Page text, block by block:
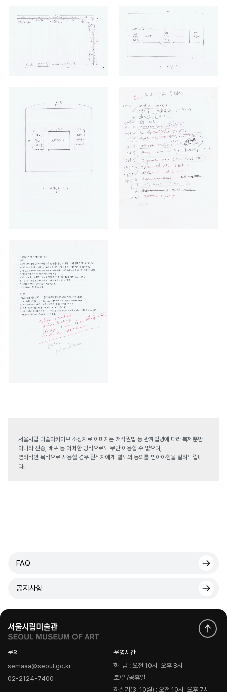
서울시립 미술아카이브 소장자료 이미지는 저작권법 등 관계법령에 따라 복제뿐만
아니라 전송, 배포 등 어떠한 방식으로도 무단 이용할 수 없으며,
영리적인 목적으로 사용할 경우 원작자에게 별도의 동의를 받아야함을 알려드립니
다.
FAQ
공지사항
문의
semaaa@seoul.go.kr
02-2124-7400
운영시간
화-금 : 오전 10시-오후 8시
토/일/공휴일
하절기(3-10월) : 오전 10시-오후 7시